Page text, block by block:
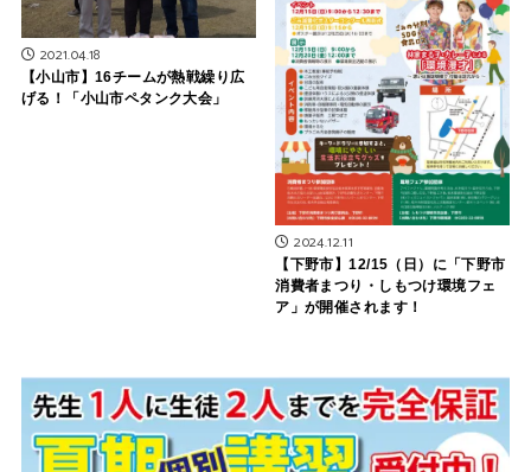
2021.04.18
【小山市】16チームが熱戦繰り広
げる！「小山市ペタンク大会」
2024.12.11
【下野市】12/15（日）に「下野市
消費者まつり・しもつけ環境フェ
ア」が開催されます！